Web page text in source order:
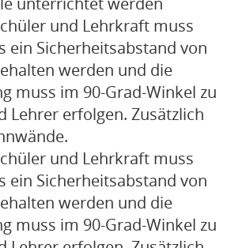
und Lehrkraft muss
ein Sicherheitsabstand von
werden und die
muss im 90-Grad-Winkel zu
Lehrer erfolgen. Zusätzlich
und Lehrkraft muss
ein Sicherheitsabstand von
werden und die
muss im 90-Grad-Winkel zu